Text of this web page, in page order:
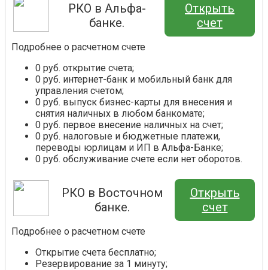
РКО в Альфа-
банке.
Открыть
счет
Подробнее о расчетном счете
0 руб. открытие счета;
0 руб. интернет-банк и мобильный банк для
управления счетом;
0 руб. выпуск бизнес-карты для внесения и
снятия наличных в любом банкомате;
0 руб. первое внесение наличных на счет;
0 руб. налоговые и бюджетные платежи,
переводы юрлицам и ИП в Альфа-Банке;
0 руб. обслуживание счете если нет оборотов.
РКО в Восточном
банке.
Открыть
счет
Подробнее о расчетном счете
Открытие счета бесплатно;
Резервирование за 1 минуту;